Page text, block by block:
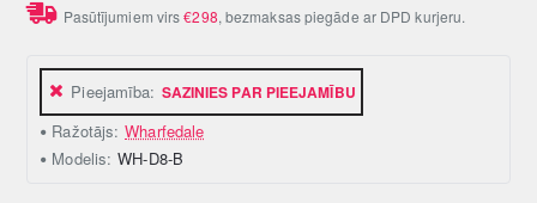
Pieejamība: SAZINIES PAR PIEEJAMĪBU
Ražotājs: Wharfedale
Modelis: WH-D8-B
Pasūtījumiem virs€298, bezmaksas piegāde ar DPD kurjeru.